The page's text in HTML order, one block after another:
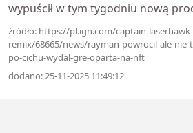
wypuścił w tym tygodniu nową
źródło: https://pl.ign.com/captain-
remix/68665/news/rayman-powrocil-ale-nie-
po-cichu-wydal-gre-oparta-na-nft
dodano: 25-11-2025 11:49:12